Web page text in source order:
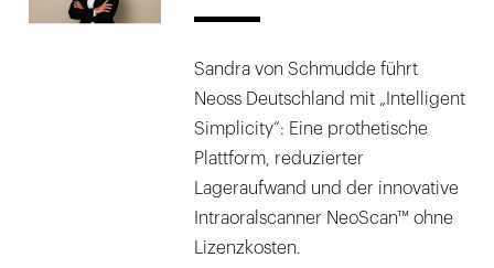
Sandra von Schmudde führt
Neoss Deutschland mit „Intelligent
Simplicity“: Eine prothetische
Plattform, reduzierter
Lageraufwand und der innovative
Intraoralscanner NeoScan™ ohne
Lizenzkosten.